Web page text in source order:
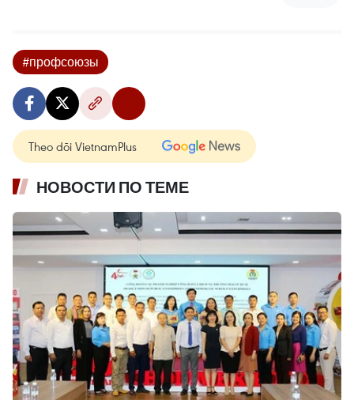
#профсоюзы
Theo dõi VietnamPlus
НОВОСТИ ПО ТЕМЕ